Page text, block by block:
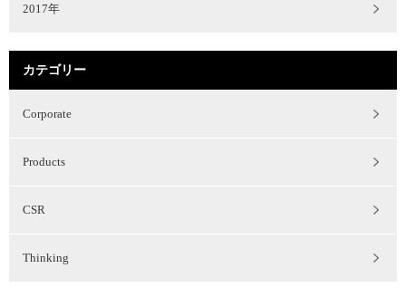
2017年
カテゴリー
Corporate
Products
CSR
Thinking